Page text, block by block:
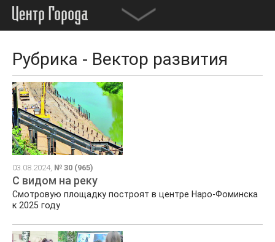
Рубрика - Вектор развития
03.08.2024, № 30 (965)
С видом на реку
Смотровую площадку построят в центре Наро-Фоминска
к 2025 году